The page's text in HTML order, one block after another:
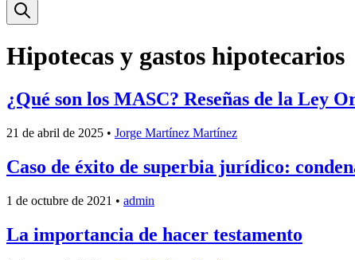
Hipotecas y gastos hipotecarios
¿Qué son los MASC? Reseñas de la Ley
21 de abril de 2025 • Jorge Martínez Martínez
Caso de éxito de superbia jurídico:
1 de octubre de 2021 • admin
La importancia de hacer testamento